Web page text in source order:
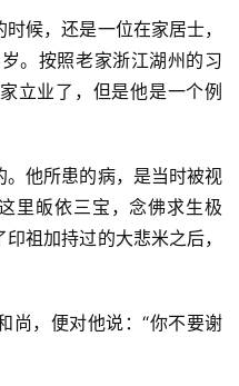
候，还是一位在家居士，
。按照老家浙江湖州的习
立业了，但是他是一个例
他所患的病，是当时被视
里皈依三宝，念佛求生极
祖加持过的大悲米之后，
尚，便对他说：“你不要谢